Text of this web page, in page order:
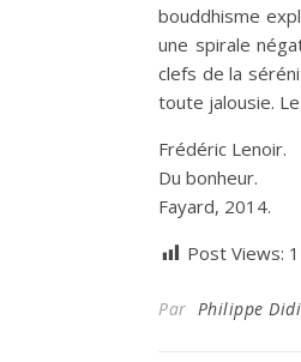
bouddhisme
une spirale
clefs de la
toute jalousie.
Frédéric Lenoir.
Du bonheur.
Fayard, 2014.
Post Views:
Par Philippe